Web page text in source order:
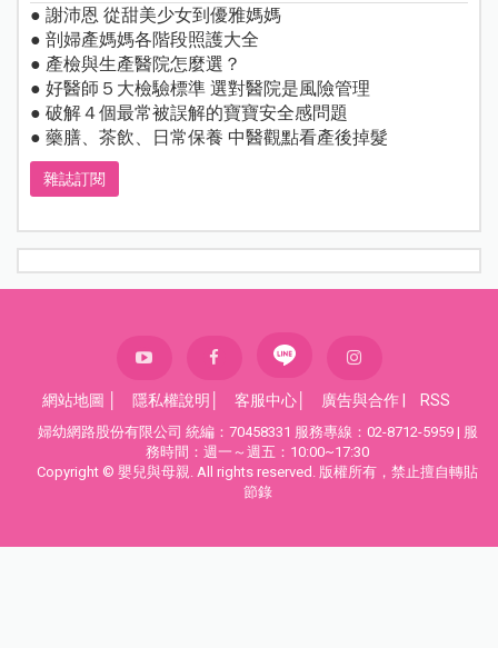
● 謝沛恩 從甜美少女到優雅媽媽
● 剖婦產媽媽各階段照護大全
● 產檢與生產醫院怎麼選？
● 好醫師５大檢驗標準 選對醫院是風險管理
● 破解４個最常被誤解的寶寶安全感問題
● 藥膳、茶飲、日常保養 中醫觀點看產後掉髮
雜誌訂閱
網站地圖 隱私權說明 客服中心 廣告與合作 RSS
婦幼網路股份有限公司 統編：70458331 服務專線：02-8712-5959 | 服
務時間：週一～週五：10:00~17:30
Copyright © 嬰兒與母親. All rights reserved. 版權所有，禁止擅自轉貼
節錄